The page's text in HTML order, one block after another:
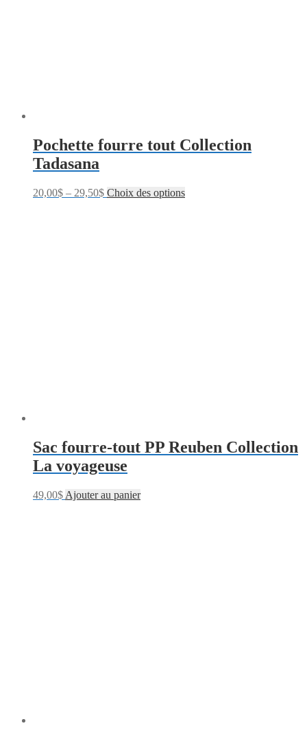
Pochette fourre tout Collection
Tadasana
20,00$ – 29,50$ Choix des options
Sac fourre-tout PP Reuben Collection
La voyageuse
49,00$ Ajouter au panier